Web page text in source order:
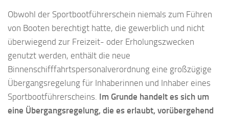
Obwohl der Sportbootführerschein niemals zum Führen
von Booten berechtigt hatte, die gewerblich und nicht
überwiegend zur Freizeit- oder Erholungszwecken
genutzt werden, enthält die neue
Binnenschifffahrtspersonalverordnung eine großzügige
Übergangsregelung für Inhaberinnen und Inhaber eines
Sportbootführerscheins. Im Grunde handelt es sich um
eine Übergangsregelung, die es erlaubt, vorübergehend